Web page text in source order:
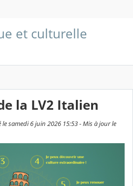
et culturelle
la LV2 Italien
samedi 6 juin 2026 15:53 - Mis à jour le